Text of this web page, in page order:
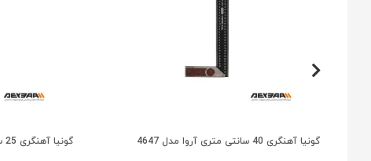
گونیا آهنگری 40 سانتی متری آروا مدل 4647 گونیا آهنگری 25 سانتی متری آروا مدل 4645